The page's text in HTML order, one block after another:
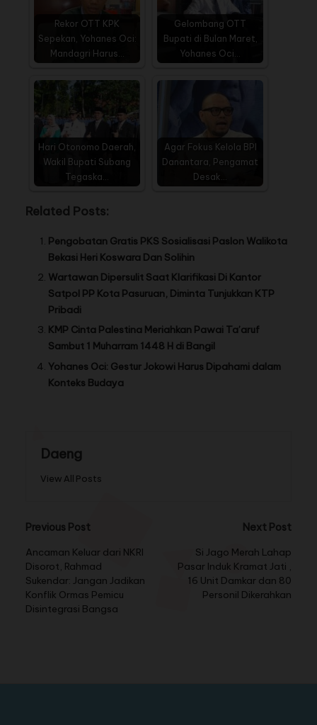
Rekor OTT KPK
Sepekan, Yohanes Oci:
Mandagri Harus…
Gelombang OTT
Bupati di Bulan Maret,
Yohanes Oci…
Hari Otonomo Daerah,
Wakil Bupati Subang
Tegaska…
Agar Fokus Kelola BPI
Danantara, Pengamat
Desak…
Related Posts:
Pengobatan Gratis PKS Sosialisasi Paslon Walikota
Bekasi Heri Koswara Dan Solihin
Wartawan Dipersulit Saat Klarifikasi Di Kantor
Satpol PP Kota Pasuruan, Diminta Tunjukkan KTP
Pribadi
KMP Cinta Palestina Meriahkan Pawai Ta’aruf
Sambut 1 Muharram 1448 H di Bangil
Yohanes Oci: Gestur Jokowi Harus Dipahami dalam
Konteks Budaya
Daeng
View All Posts
Previous Post
Ancaman Keluar dari NKRI
Disorot, Rahmad
Sukendar: Jangan Jadikan
Konflik Ormas Pemicu
Disintegrasi Bangsa
Next Post
Si Jago Merah Lahap
Pasar Induk Kramat Jati ,
16 Unit Damkar dan 80
Personil Dikerahkan